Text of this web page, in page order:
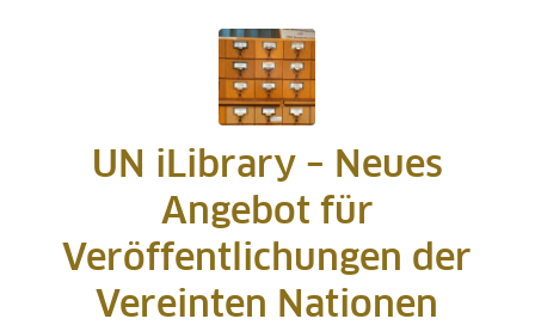
UN iLibrary – Neues
Angebot für
Veröffentlichungen der
Vereinten Nationen